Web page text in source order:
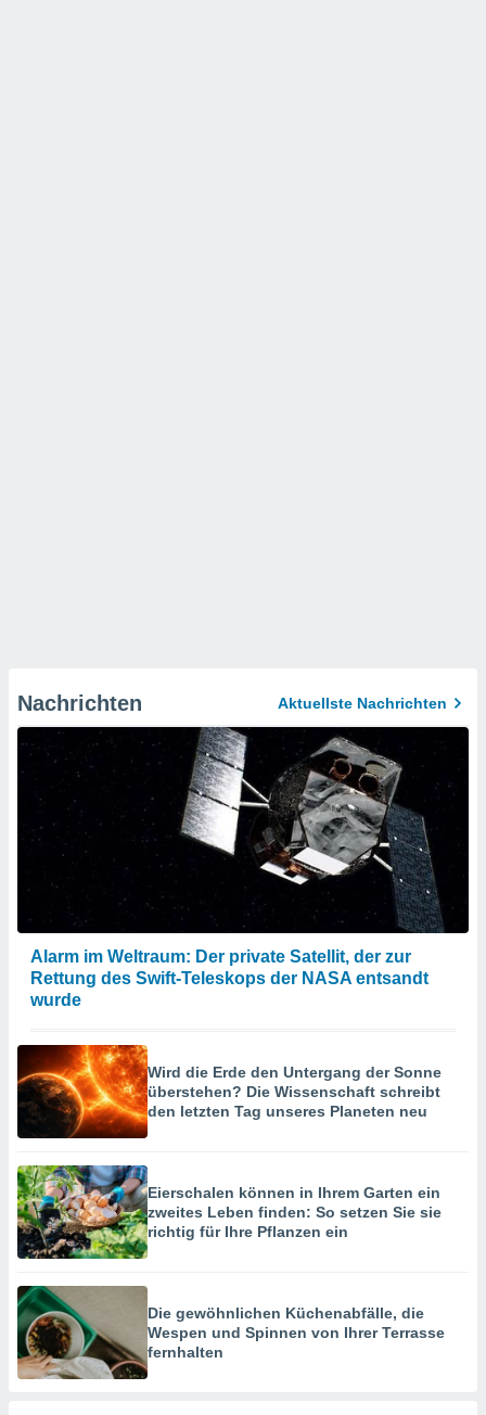
Nachrichten Aktuellste Nachrichten
Alarm im Weltraum: Der private Satellit, der zur
Rettung des Swift-Teleskops der NASA entsandt
wurde
Wird die Erde den Untergang der Sonne
überstehen? Die Wissenschaft schreibt
den letzten Tag unseres Planeten neu
Eierschalen können in Ihrem Garten ein
zweites Leben finden: So setzen Sie sie
richtig für Ihre Pflanzen ein
Die gewöhnlichen Küchenabfälle, die
Wespen und Spinnen von Ihrer Terrasse
fernhalten